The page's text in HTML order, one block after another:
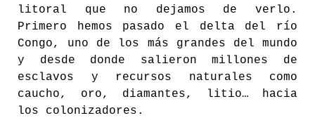
litoral que no dejamos de verlo.
Primero hemos pasado el delta del río
Congo, uno de los más grandes del mundo
y desde donde salieron millones de
esclavos y recursos naturales como
caucho, oro, diamantes, litio… hacia
los colonizadores.